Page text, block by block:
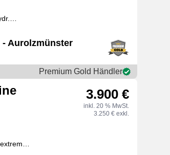
Aurolzmünster
Premium Gold Händler
3.900 €
inkl. 20 % MwSt.
3.250 € exkl.